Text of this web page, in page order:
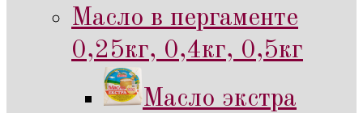
Масло в пергаменте
0,25кг, 0,4кг, 0,5кг
Масло экстра